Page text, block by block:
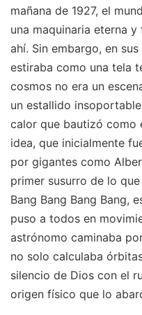
mañana de 1927, el
una maquinaria eterna
ahí. Sin embargo, en
estiraba como una tela
cosmos no era un
un estallido
calor que bautizó como
idea, que inicialmente
por gigantes como
primer susurro de lo
Bang Bang Bang Bang,
puso a todos en
astrónomo caminaba
no solo calculaba
silencio de Dios con el
origen físico que lo